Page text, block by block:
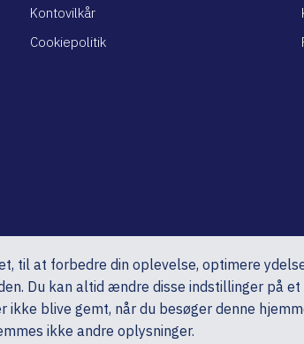
til at forbedre din oplevelse, optimere
Du kan altid ændre disse indstillinger på
ikke blive gemt, når du besøger denne
ikke andre oplysninger.
Kontovilkår
Cookiepolitik